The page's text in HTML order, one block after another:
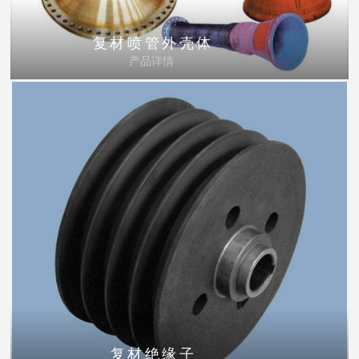
复材喷管外壳体
产品详情
复材绝缘子